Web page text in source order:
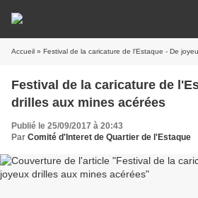
Accueil » Festival de la caricature de l'Estaque - De
Festival de la caricature de
drilles aux mines acérées
Publié le 25/09/2017 à 20:43
Par Comité d'Interet de Quartier de l'Estaque